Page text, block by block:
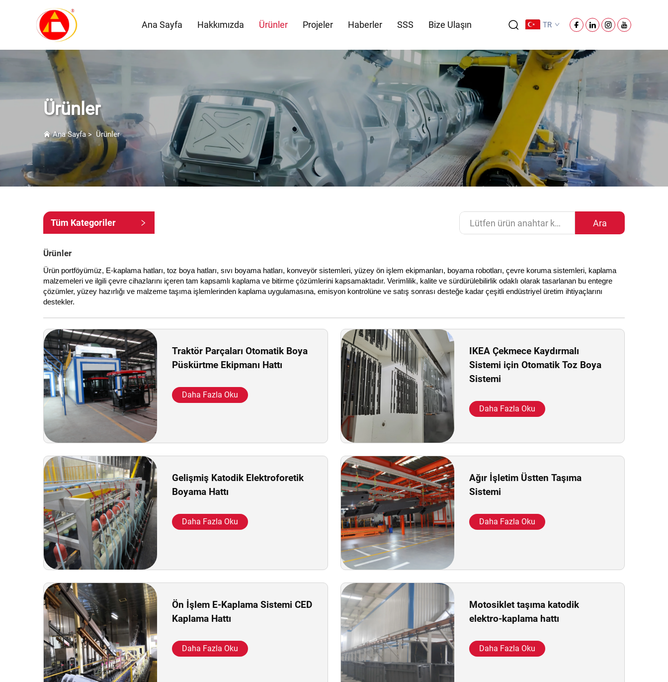
Ana Sayfa Hakkımızda Ürünler Projeler Haberler SSS Bize Ulaşın TR
Ürünler
Ana Sayfa> Ürünler
Tüm Kategoriler Ara
Ürünler
Ürün portföyümüz, E-kaplama hatları, toz boya hatları, sıvı boyama hatları, konveyör sistemleri, yüzey ön işlem ekipmanları, boyama robotları, çevre koruma sistemleri, kaplama
malzemeleri ve ilgili çevre cihazlarını içeren tam kapsamlı kaplama ve bitirme çözümlerini kapsamaktadır. Verimlilik, kalite ve sürdürülebilirlik odaklı olarak tasarlanan bu entegre
çözümler, yüzey hazırlığı ve malzeme taşıma işlemlerinden kaplama uygulamasına, emisyon kontrolüne ve satış sonrası desteğe kadar çeşitli endüstriyel üretim ihtiyaçlarını
destekler.
Traktör Parçaları Otomatik Boya
Püskürtme Ekipmanı Hattı
Daha Fazla Oku
IKEA Çekmece Kaydırmalı
Sistemi için Otomatik Toz Boya
Sistemi
Daha Fazla Oku
Gelişmiş Katodik Elektroforetik
Boyama Hattı
Daha Fazla Oku
Ağır İşletim Üstten Taşıma
Sistemi
Daha Fazla Oku
Ön İşlem E-Kaplama Sistemi CED
Kaplama Hattı
Daha Fazla Oku
Motosiklet taşıma katodik
elektro-kaplama hattı
Daha Fazla Oku